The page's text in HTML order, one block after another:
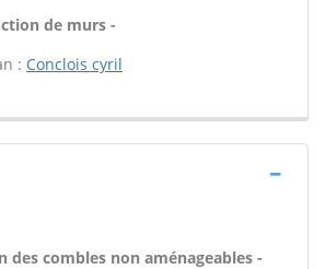
de murs -
: Conclois cyril
des combles non aménageables -